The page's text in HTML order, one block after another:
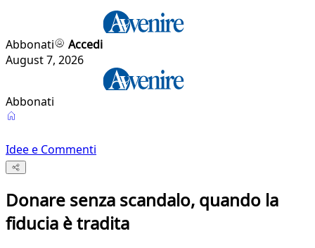
Abbonati
Accedi
August 7, 2026
Abbonati
Idee e Commenti
Donare senza scandalo, quando la
fiducia è tradita